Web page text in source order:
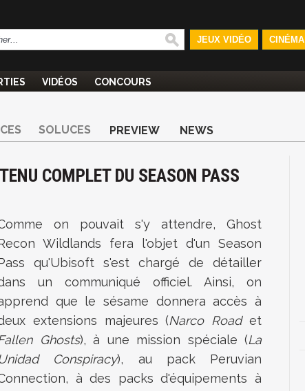
JEUX VIDÉO CINÉMA
VIDÉOS CONCOURS
SOLUCES PREVIEW NEWS
COMPLET DU SEASON PASS
on pouvait s'y attendre, Ghost
Wildlands fera l'objet d'un Season
qu'Ubisoft s'est chargé de détailler
un communiqué officiel. Ainsi, on
que le sésame donnera accès à
extensions majeures (Narco Roadet
Ghosts), à une mission spéciale (La
Conspiracy), au pack Peruvian
à des packs d'équipements à